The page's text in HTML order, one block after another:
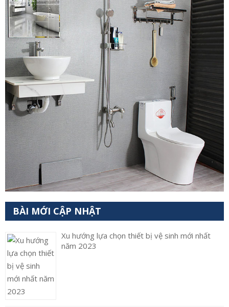
BÀI MỚI CẬP NHẬT
Xu hướng lựa chọn thiết bị vệ sinh mới nhất
năm 2023